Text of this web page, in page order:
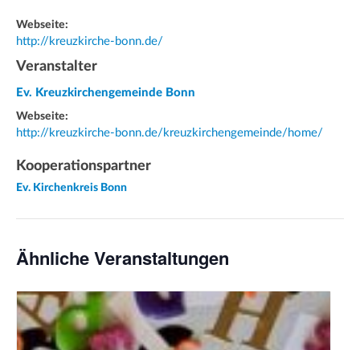
Webseite:
http://kreuzkirche-bonn.de/
Veranstalter
Ev. Kreuzkirchengemeinde Bonn
Webseite:
http://kreuzkirche-bonn.de/kreuzkirchengemeinde/home/
Kooperationspartner
Ev. Kirchenkreis Bonn
Ähnliche Veranstaltungen